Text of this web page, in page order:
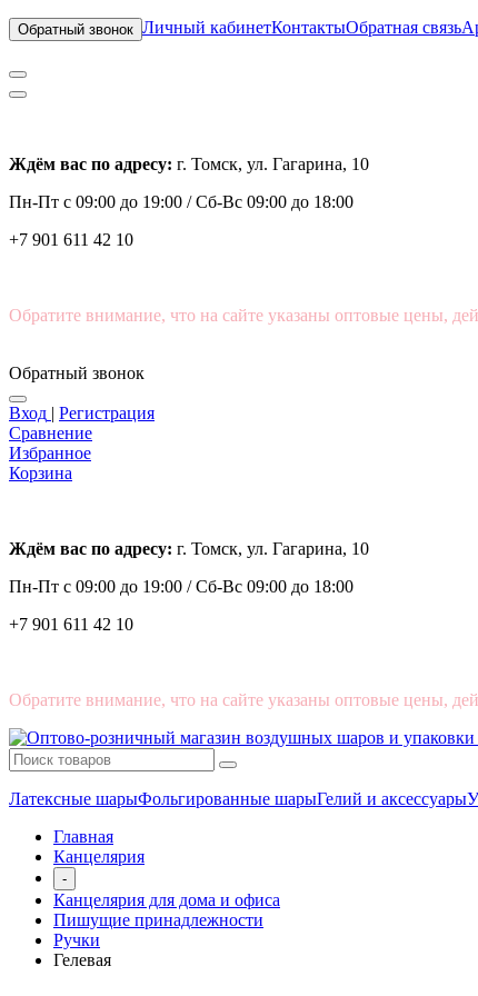
Обратный звонок Личный кабинетКонтактыОбратная связь
Ждём вас по адресу: г. Томск, ул. Гагарина, 10
Пн-Пт с 09:00 до 19:00 /Сб-Вс 09:00 до 18:00
+7 901 611 42 10
Обратите внимание, что на сайте указаны оптовые цены,
Обратный звонок
Вход | Регистрация
Сравнение
Избранное
Корзина
Ждём вас по адресу: г. Томск, ул. Гагарина, 10
Пн-Пт с 09:00 до 19:00 /Сб-Вс 09:00 до 18:00
+7 901 611 42 10
Обратите внимание, что на сайте указаны оптовые цены,
Латексные шарыФольгированные шарыГелий и аксессуары
Главная
Канцелярия
-
Канцелярия для дома и офиса
Пишущие принадлежности
Ручки
Гелевая